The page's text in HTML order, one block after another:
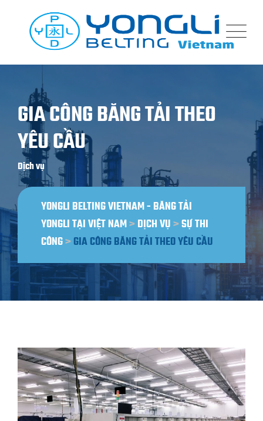
GIA CÔNG BĂNG TẢI THEO
YÊU CẦU
Dịch vụ
YONGLI BELTING VIETNAM - BĂNG TẢI
YONGLI TẠI VIỆT NAM>DỊCH VỤ>SỰ THI
CÔNG>GIA CÔNG BĂNG TẢI THEO YÊU CẦU